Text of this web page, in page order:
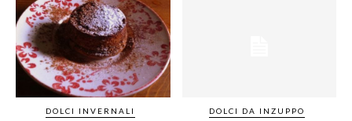
DOLCI INVERNALI DOLCI DA INZUPPO